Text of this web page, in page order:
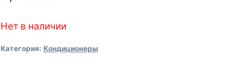
Нет в наличии
Категория: Кондиционеры